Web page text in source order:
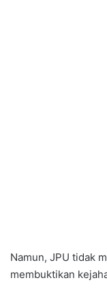
Namun, JPU tidak
membuktikan